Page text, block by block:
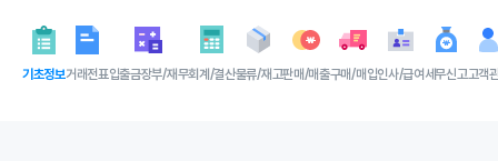
기초정보거래전표입출금장부/재무회계/결산물류/재고판매/매출구매/매입인사/급여 세무신고고객